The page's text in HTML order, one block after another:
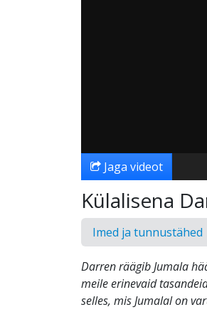
Jaga videot
Külalisena
Imed ja tunnustähed
Darren räägib Jumala
meile erinevaid
selles, mis Jumalal on